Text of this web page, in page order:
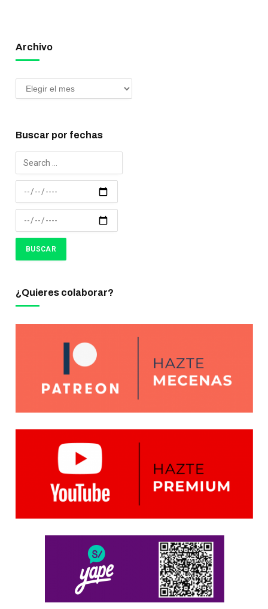
Archivo
Buscar por fechas
¿Quieres colaborar?